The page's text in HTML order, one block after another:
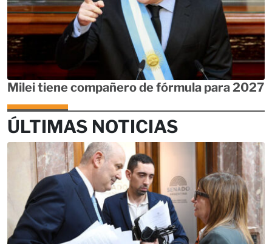
Milei tiene compañero de fórmula para 2027
ÚLTIMAS NOTICIAS